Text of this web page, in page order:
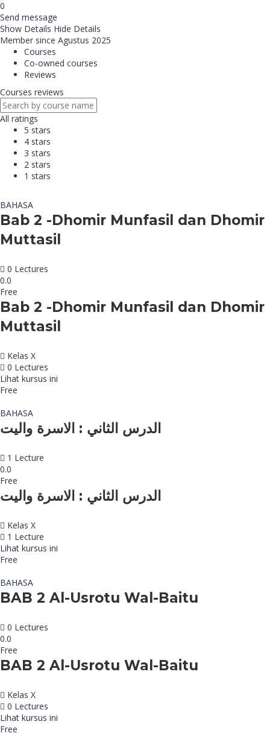
0
Send message
Show Details Hide Details
Member since Agustus 2025
Courses
Co-owned courses
Reviews
Courses reviews
All ratings
5 stars
4 stars
3 stars
2 stars
1 stars
BAHASA
Bab 2 -Dhomir Munfasil dan Dhomir
Muttasil
0 Lectures
0.0
Free
Bab 2 -Dhomir Munfasil dan Dhomir
Muttasil
Kelas X
0 Lectures
Lihat kursus ini
Free
BAHASA
الدرس الثاني : الاسرة واليت
1 Lecture
0.0
Free
الدرس الثاني : الاسرة واليت
Kelas X
1 Lecture
Lihat kursus ini
Free
BAHASA
BAB 2 Al-Usrotu Wal-Baitu
0 Lectures
0.0
Free
BAB 2 Al-Usrotu Wal-Baitu
Kelas X
0 Lectures
Lihat kursus ini
Free